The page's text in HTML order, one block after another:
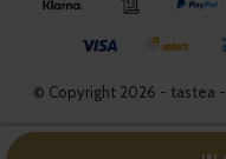
© Copyright 2026 - tastea